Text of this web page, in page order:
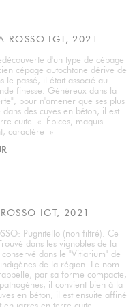
ROSSO IGT, 2021
d'un type de cépage
cépage autochtone dérive de
le passé, il était associé au
finesse. Généreux dans la
pour n'amener que ses plus
des cuves en béton, il est
cuite. « Épices, maquis
caractère »
IGT, 2021
Pugnitello (non filtré). Ce
dans les vignobles de la
dans le "Vitiarium" de
de la région. Le nom
par sa forme compacte,
il convient bien à la
en béton, il est ensuite affiné